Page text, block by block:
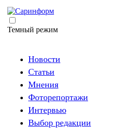
Темный режим
Новости
Статьи
Мнения
Фоторепортажи
Интервью
Выбор редакции